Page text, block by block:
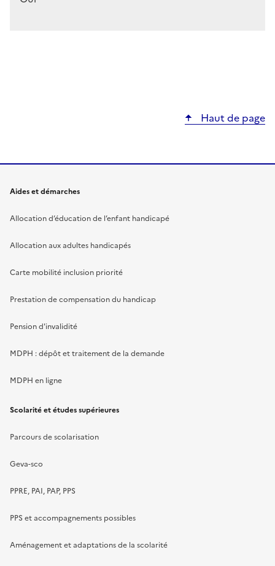
Haut de page
Aides et démarches
Allocation d’éducation de l’enfant handicapé
Allocation aux adultes handicapés
Carte mobilité inclusion priorité
Prestation de compensation du handicap
Pension d'invalidité
MDPH : dépôt et traitement de la demande
MDPH en ligne
Scolarité et études supérieures
Parcours de scolarisation
Geva-sco
PPRE, PAI, PAP, PPS
PPS et accompagnements possibles
Aménagement et adaptations de la scolarité